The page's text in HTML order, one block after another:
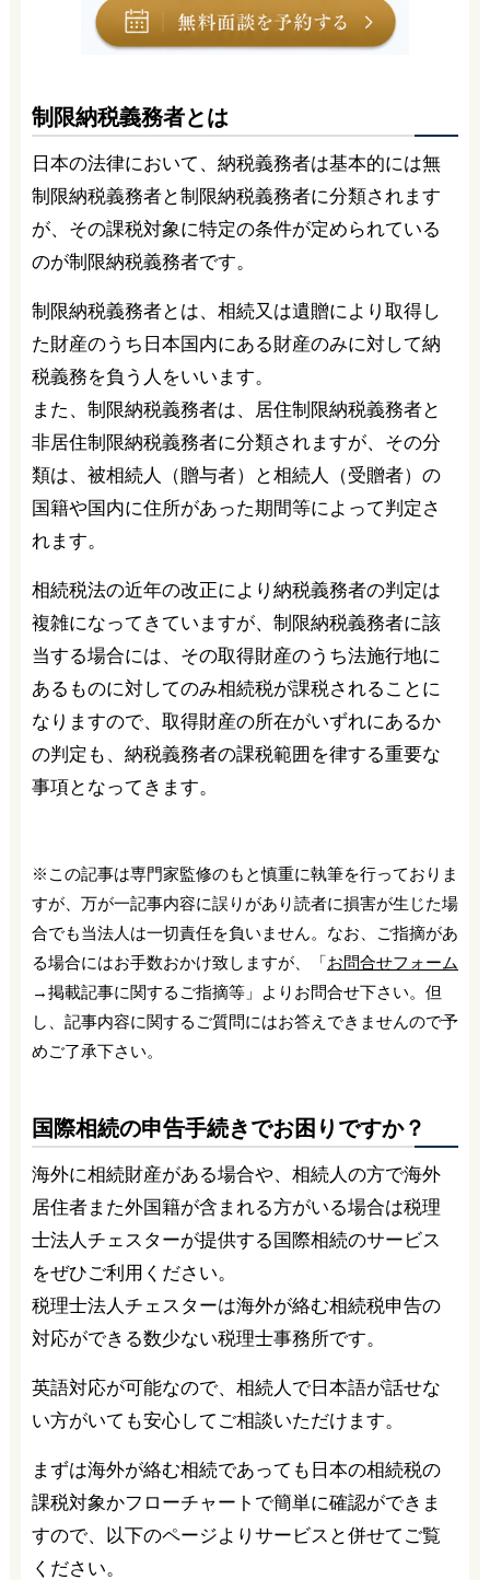
制限納税義務者とは
日本の法律において、納税義務者は基本的には無
制限納税義務者と制限納税義務者に分類されます
が、その課税対象に特定の条件が定められている
のが制限納税義務者です。
制限納税義務者とは、相続又は遺贈により取得し
た財産のうち日本国内にある財産のみに対して納
税義務を負う人をいいます。
また、制限納税義務者は、居住制限納税義務者と
非居住制限納税義務者に分類されますが、その分
類は、被相続人（贈与者）と相続人（受贈者）の
国籍や国内に住所があった期間等によって判定さ
れます。
相続税法の近年の改正により納税義務者の判定は
複雑になってきていますが、制限納税義務者に該
当する場合には、その取得財産のうち法施行地に
あるものに対してのみ相続税が課税されることに
なりますので、取得財産の所在がいずれにあるか
の判定も、納税義務者の課税範囲を律する重要な
事項となってきます。
※この記事は専門家監修のもと慎重に執筆を行っておりま
すが、万が一記事内容に誤りがあり読者に損害が生じた場
合でも当法人は一切責任を負いません。なお、ご指摘があ
る場合にはお手数おかけ致しますが、「お問合せフォーム
→掲載記事に関するご指摘等」よりお問合せ下さい。但
し、記事内容に関するご質問にはお答えできませんので予
めご了承下さい。
国際相続の申告手続きでお困りですか？
海外に相続財産がある場合や、相続人の方で海外
居住者また外国籍が含まれる方がいる場合は税理
士法人チェスターが提供する国際相続のサービス
をぜひご利用ください。
税理士法人チェスターは海外が絡む相続税申告の
対応ができる数少ない税理士事務所です。
英語対応が可能なので、相続人で日本語が話せな
い方がいても安心してご相談いただけます。
まずは海外が絡む相続であっても日本の相続税の
課税対象かフローチャートで簡単に確認ができま
すので、以下のページよりサービスと併せてご覧
ください。